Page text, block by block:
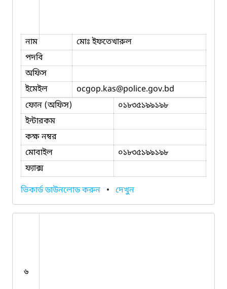
নাম
মোঃ ইফতেখারুল
পদবি
অফিস
ইমেইল
ocgop.kas@police.gov.bd
ফোন (অফিস)
০১৮৩৫১৯৯১৯৮
ইন্টারকম
কক্ষ নম্বর
মোবাইল
০১৮৩৫১৯৯১৯৮
ফ্যাক্স
ভিকার্ড ডাউনলোড করুন • দেখুন
৬